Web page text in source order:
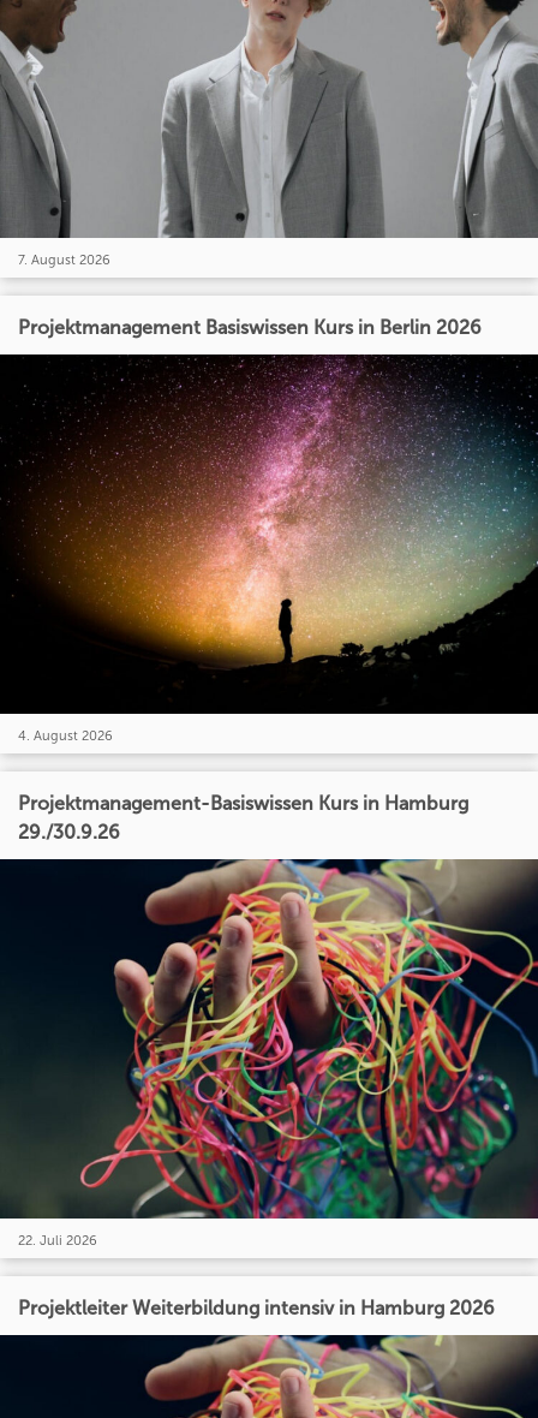
7. August 2026
Projektmanagement Basiswissen Kurs in Berlin 2026
4. August 2026
Projektmanagement-Basiswissen Kurs in Hamburg
29./30.9.26
22. Juli 2026
Projektleiter Weiterbildung intensiv in Hamburg 2026